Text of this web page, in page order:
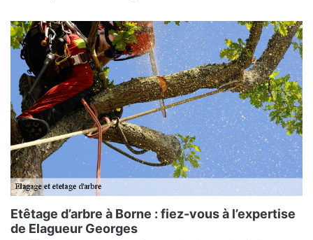
Etêtage d’arbre à Borne : fiez-vous à l’expertise
de Elagueur Georges